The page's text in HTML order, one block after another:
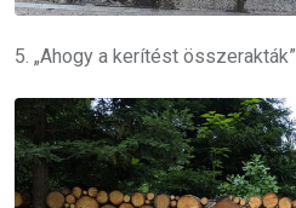
5. „Ahogy a kerítést összerakták”